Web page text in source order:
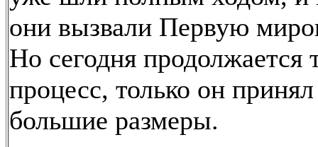
они вызвали Первую
Но сегодня продолжается
процесс, только он
большие размеры.